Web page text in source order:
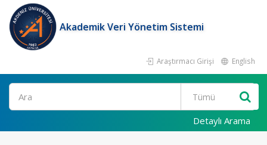
Akademik Veri Yönetim Sistemi
Araştırmacı Girişi English
Ara
Detaylı Arama